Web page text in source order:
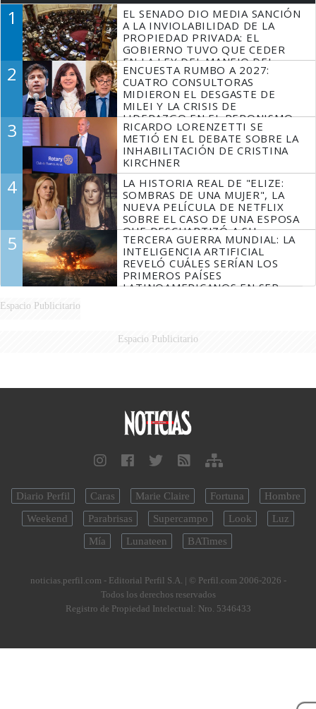
1
EL SENADO DIO MEDIA SANCIÓN
A LA INVIOLABILIDAD DE LA
PROPIEDAD PRIVADA: EL
GOBIERNO TUVO QUE CEDER
EN LA LEY DEL MANEJO DEL
FUEGO
2
ENCUESTA RUMBO A 2027:
CUATRO CONSULTORAS
MIDIERON EL DESGASTE DE
MILEI Y LA CRISIS DE
LIDERAZGO EN EL PERONISMO
3
RICARDO LORENZETTI SE
METIÓ EN EL DEBATE SOBRE LA
INHABILITACIÓN DE CRISTINA
KIRCHNER
4
LA HISTORIA REAL DE "ELIZE:
SOMBRAS DE UNA MUJER", LA
NUEVA PELÍCULA DE NETFLIX
SOBRE EL CASO DE UNA ESPOSA
QUE DESCUARTIZÓ A SU
MARIDO
5
TERCERA GUERRA MUNDIAL: LA
INTELIGENCIA ARTIFICIAL
REVELÓ CUÁLES SERÍAN LOS
PRIMEROS PAÍSES
LATINOAMERICANOS EN SER
Espacio Publicitario
Espacio Publicitario
Diario Perfil Caras Marie Claire Fortuna
Hombre
Weekend
Parabrisas Supercampo Look
Luz
Mía
Lunateen BATimes
noticias.perfil.com - Editorial Perfil S.A. | © Perfil.com 2006-2026 -
Todos los derechos reservados
Registro de Propiedad Intelectual: Nro. 5346433